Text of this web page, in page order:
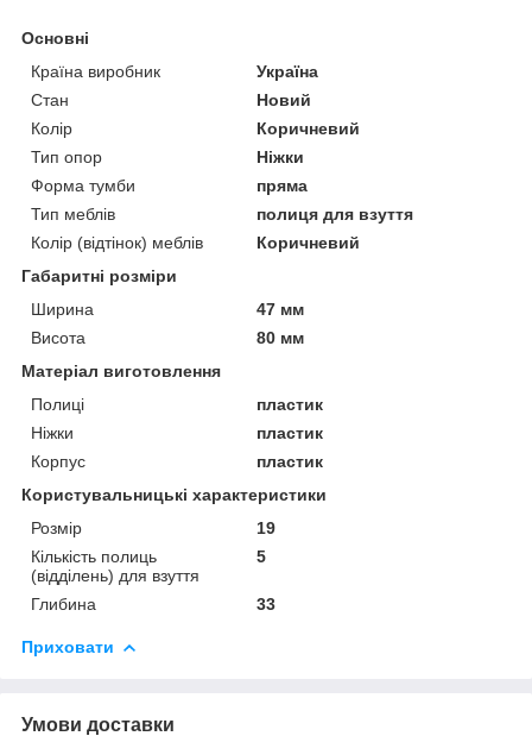
Основні
Країна виробник
Україна
Стан
Новий
Колір
Коричневий
Тип опор
Ніжки
Форма тумби
пряма
Тип меблів
полиця для взуття
Колір (відтінок) меблів
Коричневий
Габаритні розміри
Ширина
47 мм
Висота
80 мм
Матеріал виготовлення
Полиці
пластик
Ніжки
пластик
Корпус
пластик
Користувальницькі характеристики
Розмір
19
Кількість полиць
(відділень) для взуття
5
Глибина 33
Приховати
Умови доставки